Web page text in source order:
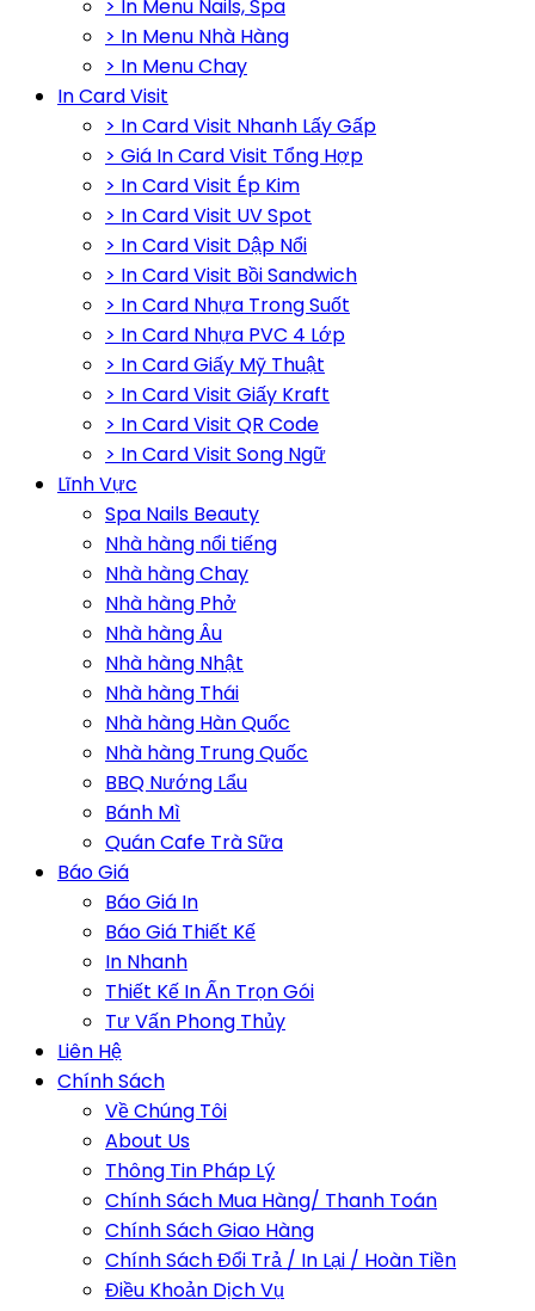
> In Menu Nails, Spa
> In Menu Nhà Hàng
> In Menu Chay
In Card Visit
> In Card Visit Nhanh Lấy Gấp
> Giá In Card Visit Tổng Hợp
> In Card Visit Ép Kim
> In Card Visit UV Spot
> In Card Visit Dập Nổi
> In Card Visit Bồi Sandwich
> In Card Nhựa Trong Suốt
> In Card Nhựa PVC 4 Lớp
> In Card Giấy Mỹ Thuật
> In Card Visit Giấy Kraft
> In Card Visit QR Code
> In Card Visit Song Ngữ
Lĩnh Vực
Spa Nails Beauty
Nhà hàng nổi tiếng
Nhà hàng Chay
Nhà hàng Phở
Nhà hàng Âu
Nhà hàng Nhật
Nhà hàng Thái
Nhà hàng Hàn Quốc
Nhà hàng Trung Quốc
BBQ Nướng Lẩu
Bánh Mì
Quán Cafe Trà Sữa
Báo Giá
Báo Giá In
Báo Giá Thiết Kế
In Nhanh
Thiết Kế In Ấn Trọn Gói
Tư Vấn Phong Thủy
Liên Hệ
Chính Sách
Về Chúng Tôi
About Us
Thông Tin Pháp Lý
Chính Sách Mua Hàng/ Thanh Toán
Chính Sách Giao Hàng
Chính Sách Đổi Trả / In Lại / Hoàn Tiền
Điều Khoản Dịch Vụ